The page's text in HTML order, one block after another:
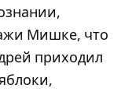
Мишке, что
приходил